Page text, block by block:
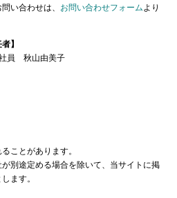
い合わせは、 お問い合わせフォームより
】
員 秋山由美子
ことがあります。
別途定める場合を除いて、当サイトに掲
ます。